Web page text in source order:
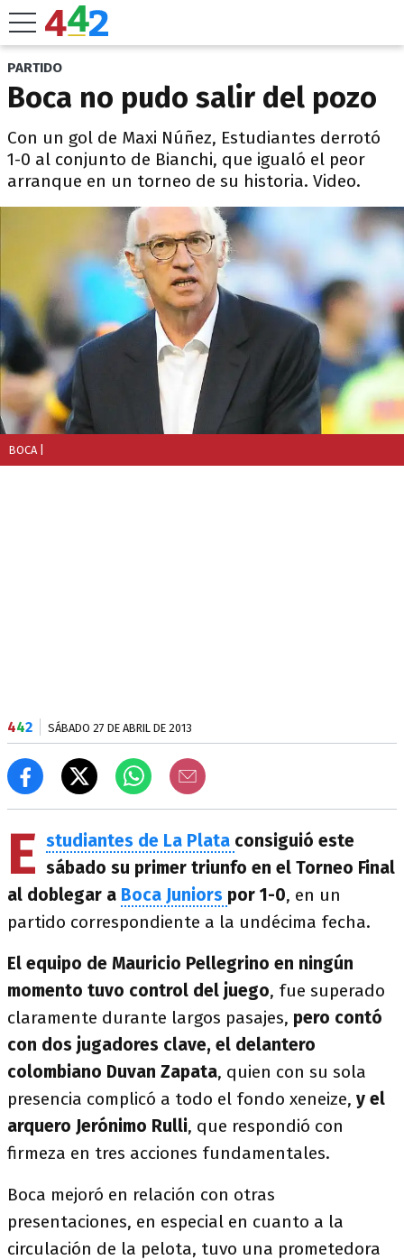
PARTIDO
Boca no pudo salir del pozo
Con un gol de Maxi Núñez, Estudiantes derrotó
1-0 al conjunto de Bianchi, que igualó el peor
arranque en un torneo de su historia. Video.
BOCA
442 SÁBADO 27 DE ABRIL DE 2013
E studiantes de La Plata consiguió este
sábado su primer triunfo en el Torneo Final
al doblegar a Boca Juniors por 1-0, en un
partido correspondiente a la undécima fecha.
El equipo de Mauricio Pellegrino en ningún
momento tuvo control del juego, fue superado
claramente durante largos pasajes, pero contó
con dos jugadores clave, el delantero
colombiano Duvan Zapata, quien con su sola
presencia complicó a todo el fondo xeneize, y el
arquero Jerónimo Rulli, que respondió con
firmeza en tres acciones fundamentales.
Boca mejoró en relación con otras
presentaciones, en especial en cuanto a la
circulación de la pelota, tuvo una prometedora